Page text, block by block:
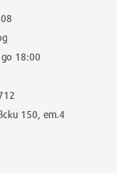
18:00
150, ет.4